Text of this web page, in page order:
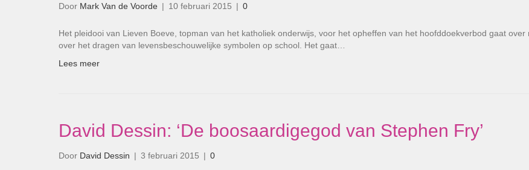
Door Mark Van de Voorde | 10 februari 2015 | 0
Het pleidooi van Lieven Boeve, topman van het katholiek onderwijs, voor het opheffen van het hoofddoekverbod gaat over
over het dragen van levensbeschouwelijke symbolen op school. Het gaat…
Lees meer
David Dessin: ‘De boosaardigegod van Stephen Fry’
Door David Dessin | 3 februari 2015 | 0